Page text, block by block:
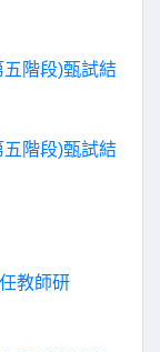
階段)甄試結
階段)甄試結
教師研